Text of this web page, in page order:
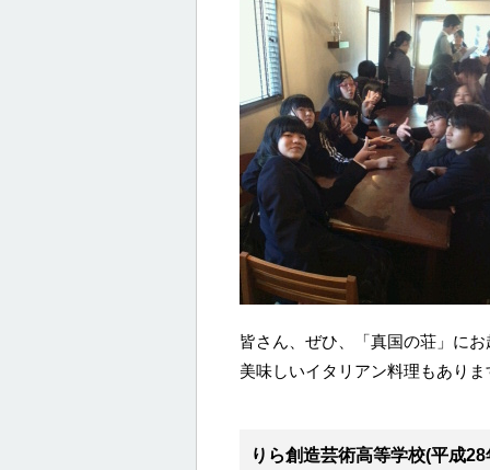
皆さん、ぜひ、「真国の荘」に
美味しいイタリアン料理もあり
りら創造芸術高等学校(平成